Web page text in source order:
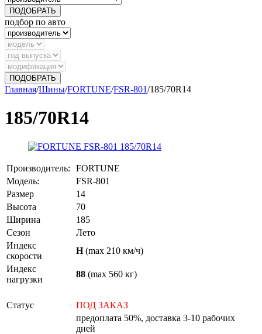
ПОДОБРАТЬ
подбор по авто
ПОДОБРАТЬ
Главная/Шины/FORTUNE/FSR-801/185/70R14
185/70R14
Производитель:
FORTUNE
Модель:
FSR-801
Размер
14
Высота
70
Ширина
185
Сезон
Лето
Индекс
скорости
H(max 210 км/ч)
Индекс
нагрузки
88 (max 560 кг)
Статус
ПОД ЗАКАЗ
предоплата 50%, доставка 3-10 рабочих
дней